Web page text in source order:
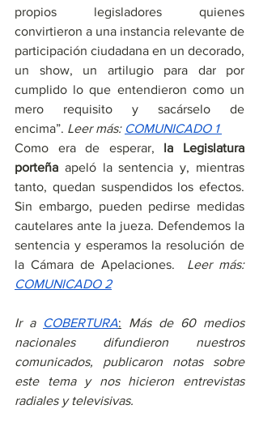
propios legisladores quienes
convirtieron a una instancia relevante de
participación ciudadana en un decorado,
un show, un artilugio para dar por
cumplido lo que entendieron como un
mero requisito y sacárselo de
encima”. Leer más: COMUNICADO 1
Como era de esperar, la Legislatura
porteña apeló la sentencia y, mientras
tanto, quedan suspendidos los efectos.
Sin embargo, pueden pedirse medidas
cautelares ante la jueza. Defendemos la
sentencia y esperamos la resolución de
la Cámara de Apelaciones.
Leer más:
COMUNICADO 2
Ir a COBERTURA:
Más de 60 medios
nacionales difundieron nuestros
comunicados, publicaron notas sobre
este tema y nos hicieron entrevistas
radiales y televisivas.